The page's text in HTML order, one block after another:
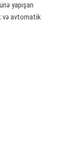
yapışan
və avtomatik